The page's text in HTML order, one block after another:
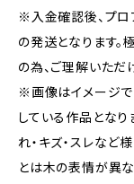
※入金確認後、プ
の発送となります
の為、ご理解いただ
※画像はイメージで
している作品となり
れ・キズ・スレなど
とは木の表情が異